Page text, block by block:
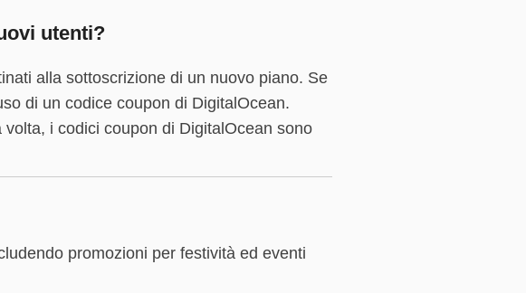
utenti?
alla sottoscrizione di un nuovo piano. Se
di un codice coupon di DigitalOcean.
i codici coupon di DigitalOcean sono
promozioni per festività ed eventi